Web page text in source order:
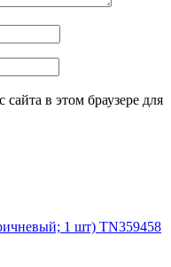
в этом браузере для
1 шт) TN359458